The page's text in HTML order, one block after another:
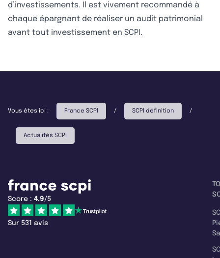
d’investissements. Il est vivement recommandé à
chaque épargnant de réaliser un audit patrimonial
avant tout investissement en SCPI.
Vous êtes ici : France SCPI / SCPI définition /
Actualités SCPI
Score : 4.9/5
Sur 531 avis